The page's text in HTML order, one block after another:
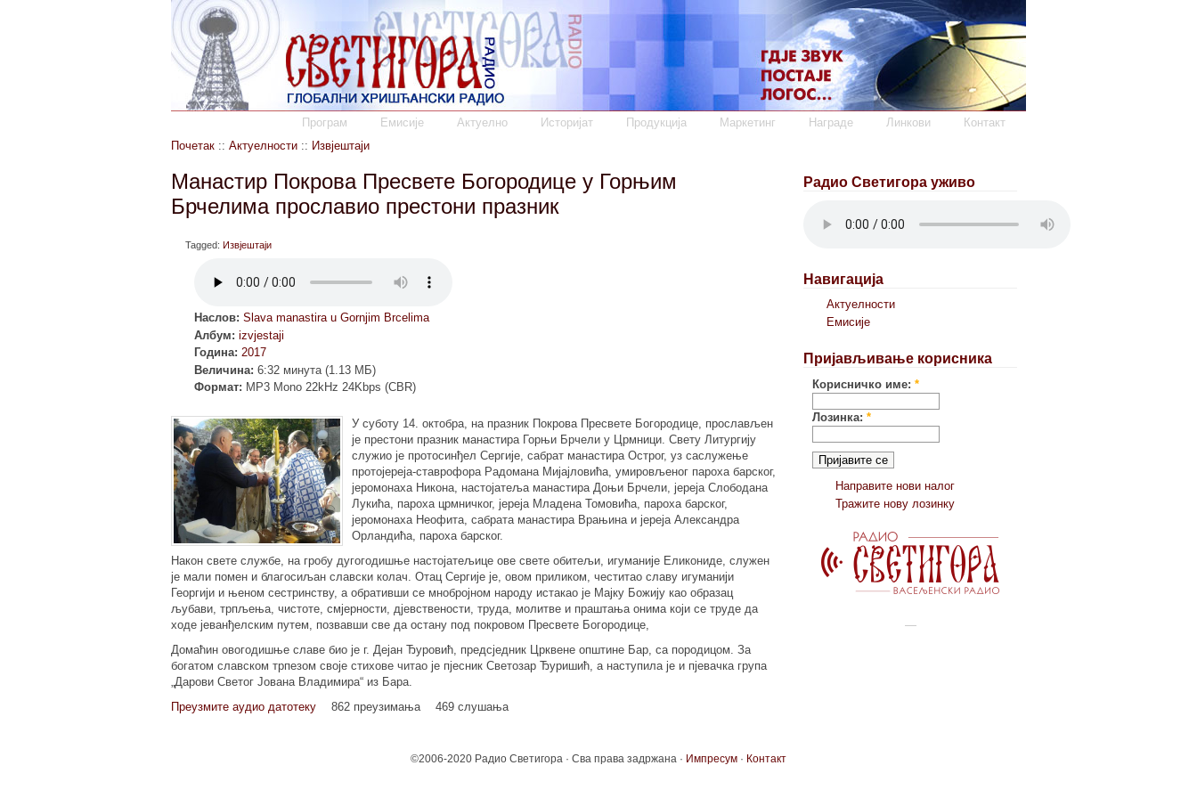
Програм Емисије Актуелно Историјат Продукција Маркетинг Награде Линкови
Контакт
Почетак :: Актуелности :: Извјештаји
Манастир Покрова Пресвете Богородице у Горњим
Брчелима прославио престони празник
Tagged: Извјештаји
Наслов: Slava manastira u Gornjim Brcelima
Албум: izvjestaji
Година: 2017
Величина: 6:32 минута (1.13 МБ)
Формат: MP3 Mono 22kHz 24Kbps (CBR)
У суботу 14. октобра, на празник Покрова Пресвете Богородице, прослављен
је престони празник манастира Горњи Брчели у Црмници. Свету Литургију
служио је протосинђел Сергије, сабрат манастира Острог, уз саслужење
протојереја-ставрофора Радомана Мијајловића, умировљеног пароха барског,
јеромонаха Никона, настојатеља манастира Доњи Брчели, јереја Слободана
Лукића, пароха црмничког, јереја Младена Томовића, пароха барског,
јеромонаха Неофита, сабрата манастира Врањина и јереја Александра
Орландића, пароха барског.
Након свете службе, на гробу дугогодишње настојатељице ове свете обитељи, игуманије Еликониде, служен
је мали помен и благосиљан славски колач. Отац Сергије је, овом приликом, честитао славу игуманији
Георгији и њеном сестринству, а обративши се мнобројном народу истакао је Мајку Божију као образац
љубави, трпљења, чистоте, смјерности, дјевствености, труда, молитве и праштања онима који се труде да
ходе јеванђелским путем, позвавши све да остану под покровом Пресвете Богородице,
Домаћин овогодишње славе био је г. Дејан Ђуровић, предсједник Црквене општине Бар, са породицом. За
богатом славском трпезом своје стихове читао је пјесник Светозар Ђуришић, а наступила је и пјевачка група
„Дарови Светог Јована Владимира“ из Бара.
Преузмите аудио датотеку
862 преузимања 469 слушања
Радио Светигора уживо
Навигација
Актуелности
Емисије
Пријављивање корисника
Корисничко име: *
Лозинка: *
Направите нови налог
Тражите нову лозинку
©2006-2020 Радио Светигора · Сва права задржана · Импресум · Контакт